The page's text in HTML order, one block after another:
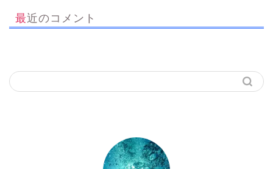
最近のコメント